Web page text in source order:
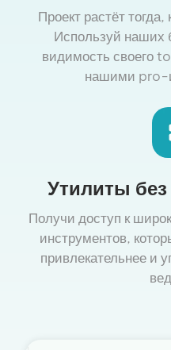
Проект растёт
Используй наших
видимость своего
нашими pro-
Утилиты
Получи доступ к
инструментов,
привлекательнее и